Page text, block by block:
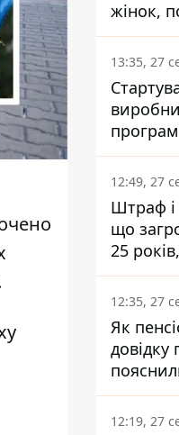
жінок,
13:35, 27
кешбек:
через
12:49, 27
Штраф
що
25
12:35, 27
Як
12:19, 27